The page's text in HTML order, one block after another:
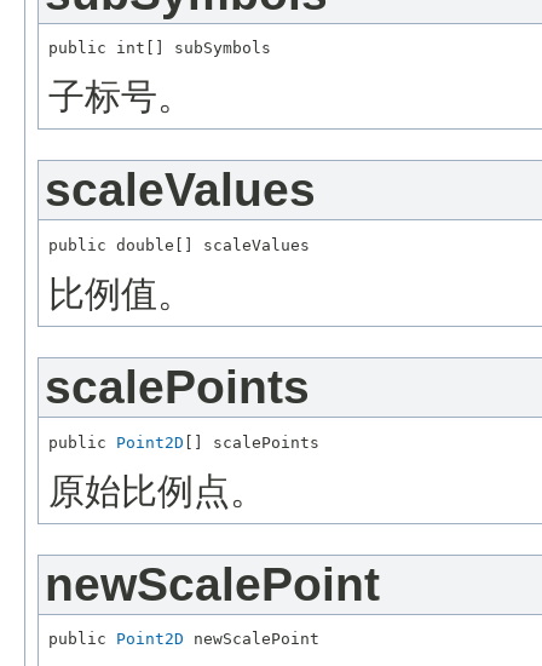
子标号。
scaleValues
比例值。
scalePoints
public Point2D
原始比例点。
newScalePoint
public Point2D